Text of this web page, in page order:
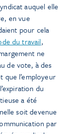
auquel elle
en vue
pour cela
du travail,
ne
de vote, à des
l’employeur
du
a été
soit devenue
par